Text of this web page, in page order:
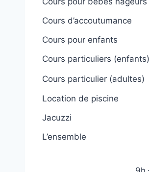
Cours d’accoutumance
Cours pour enfants
Cours particuliers (enfants)
Cours particulier (adultes)
Location de piscine
Jacuzzi
L’ensemble